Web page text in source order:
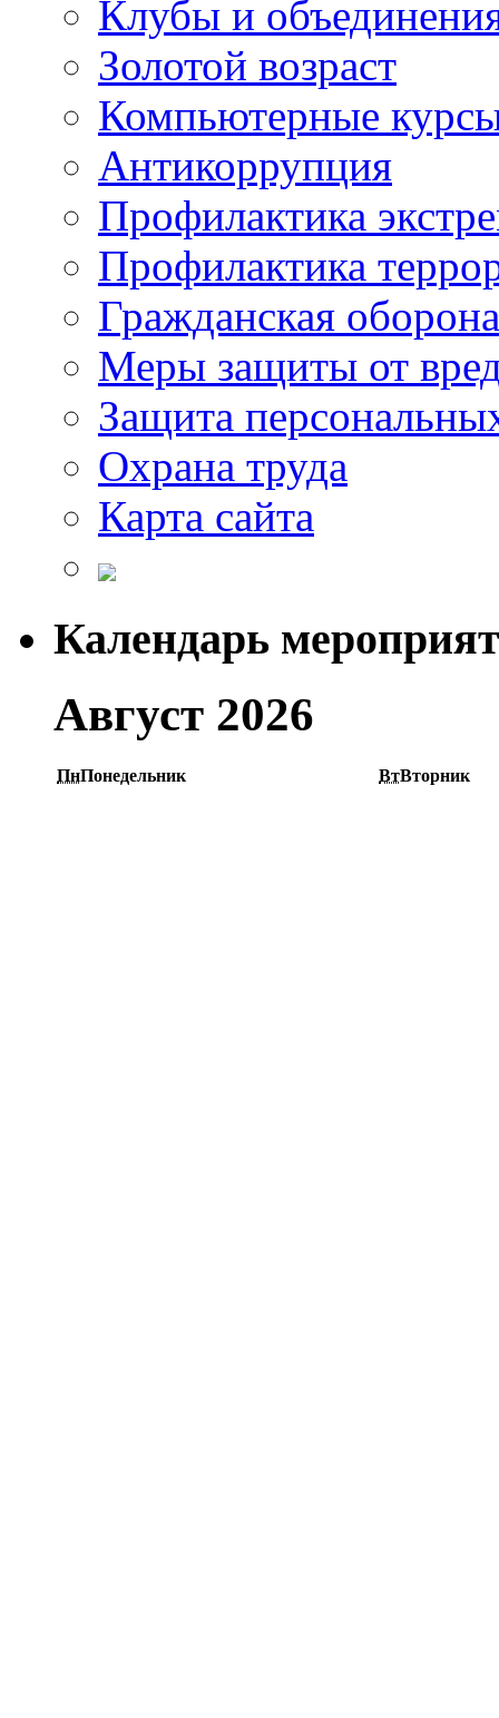
Клубы и
Золотой возраст
Компьютерные
Антикоррупция
Профилактика
Профилактика
Гражданская оборона
Меры защиты от
Защита
Охрана труда
Карта сайта
Календарь
Август 2026
ПнПонедельник ВтВторник